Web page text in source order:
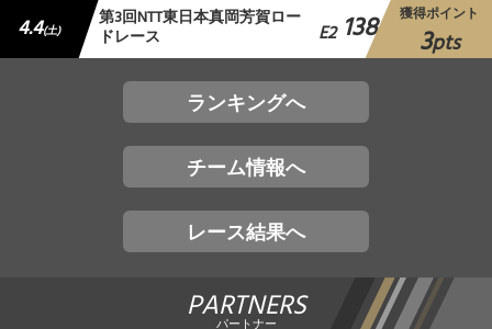
4.4(土) 第3回NTT東日本真岡芳賀ロー
ドレース E2 138 獲得ポイント
3pts
ランキングへ
チーム情報へ
レース結果へ
PARTNERS
パートナー